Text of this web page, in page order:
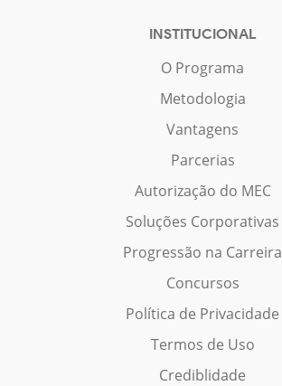
INSTITUCIONAL
O Programa
Metodologia
Vantagens
Parcerias
Autorização do MEC
Soluções Corporativas
Progressão na Carreira
Concursos
Política de Privacidade
Termos de Uso
Crediblidade